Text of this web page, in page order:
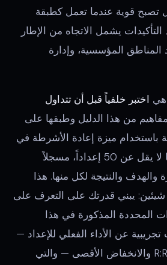
تصبح قوية عندما تعمل كطبقة
يشمل الاتجاه من الإطار
المناطق المؤسسية، وإدارة
هي اختبر خلفياً قبل أن تتداول
من هذا الدليل وطبقها على
باستخدام ميزة إعادة الأشرطة في
TradingView. راجع ما لا يقل عن 50 إعداداً، مسجلاً
والنتيجة لكل منها. هذا
شيئين: يبني قدرتك على التعرف على
المحددة المذكورة في هذا
تجريبية عن الأداء الفعلي للإعداد —
معدل الربح ومتوسط R:R والانخفاض الأقصى — والتي